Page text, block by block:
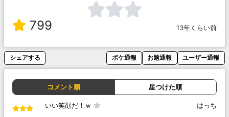
799 13年くらい前
シェアする ボケ通報 お題通報 ユーザー通報
コメント順 星つけた順
いい笑顔だ！ｗ はっち